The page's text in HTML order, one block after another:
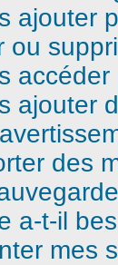
ajouter
ou
ajouter
des
a-t-il
mes